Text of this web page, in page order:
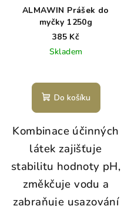
ALMAWIN Prášek do
myčky 1250g
385 Kč
Skladem
Do košíku
Kombinace účinných
látek zajišťuje
stabilitu hodnoty pH,
změkčuje vodu a
zabraňuje usazování